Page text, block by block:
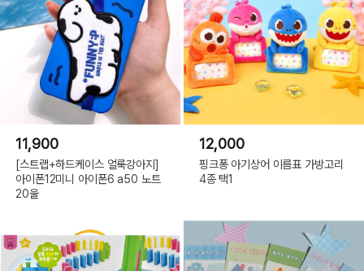
11,900
[스트랩+하드케이스 얼룩강아지]
아이폰12미니 아이폰6 a50 노트
20울
12,000
핑크퐁 아기상어 이름표 가방고리
4종 택1